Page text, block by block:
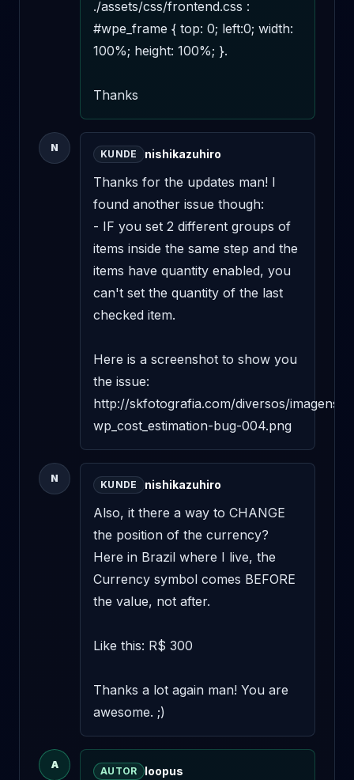
./assets/css/frontend.css :
#wpe_frame { top: 0; left:0; width:
100%; height: 100%; }.
Thanks
N
KUNDE nishikazuhiro
Thanks for the updates man! I
found another issue though:
- IF you set 2 different groups of
items inside the same step and the
items have quantity enabled, you
can't set the quantity of the last
checked item.
Here is a screenshot to show you
the issue:
http://skfotografia.com/diversos/imagens/
wp_cost_estimation-bug-004.png
N
KUNDE nishikazuhiro
Also, it there a way to CHANGE
the position of the currency?
Here in Brazil where I live, the
Currency symbol comes BEFORE
the value, not after.
Like this: R$ 300
Thanks a lot again man! You are
awesome. ;)
A
AUTOR loopus